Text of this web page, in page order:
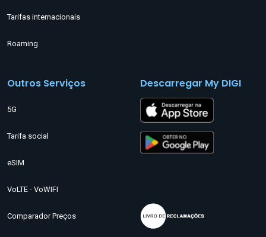
Tarifas internacionais
Roaming
Outros Serviços
5G
Tarifa social
eSIM
VoLTE - VoWIFI
Comparador Preços
Descarregar My DIGI